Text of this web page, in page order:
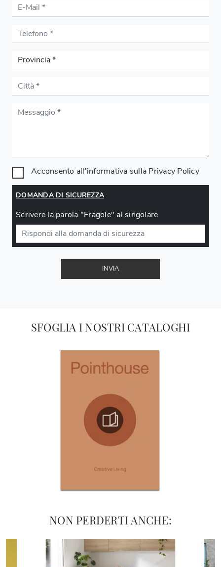
SFOGLIA I NOSTRI CATALOGHI
Acconsento all'informativa sulla Privacy Policy
DOMANDA DI SICUREZZA
Scrivere la parola "Fragole" al singolare
INVIA
NON PERDERTI ANCHE: